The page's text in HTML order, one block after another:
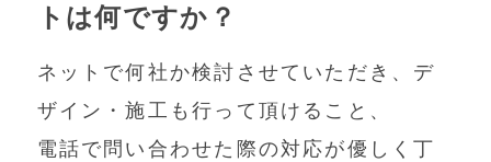
トは何ですか？
ネットで何社か検討させていただき、デ
ザイン・施工も行って頂けること、
電話で問い合わせた際の対応が優しく丁